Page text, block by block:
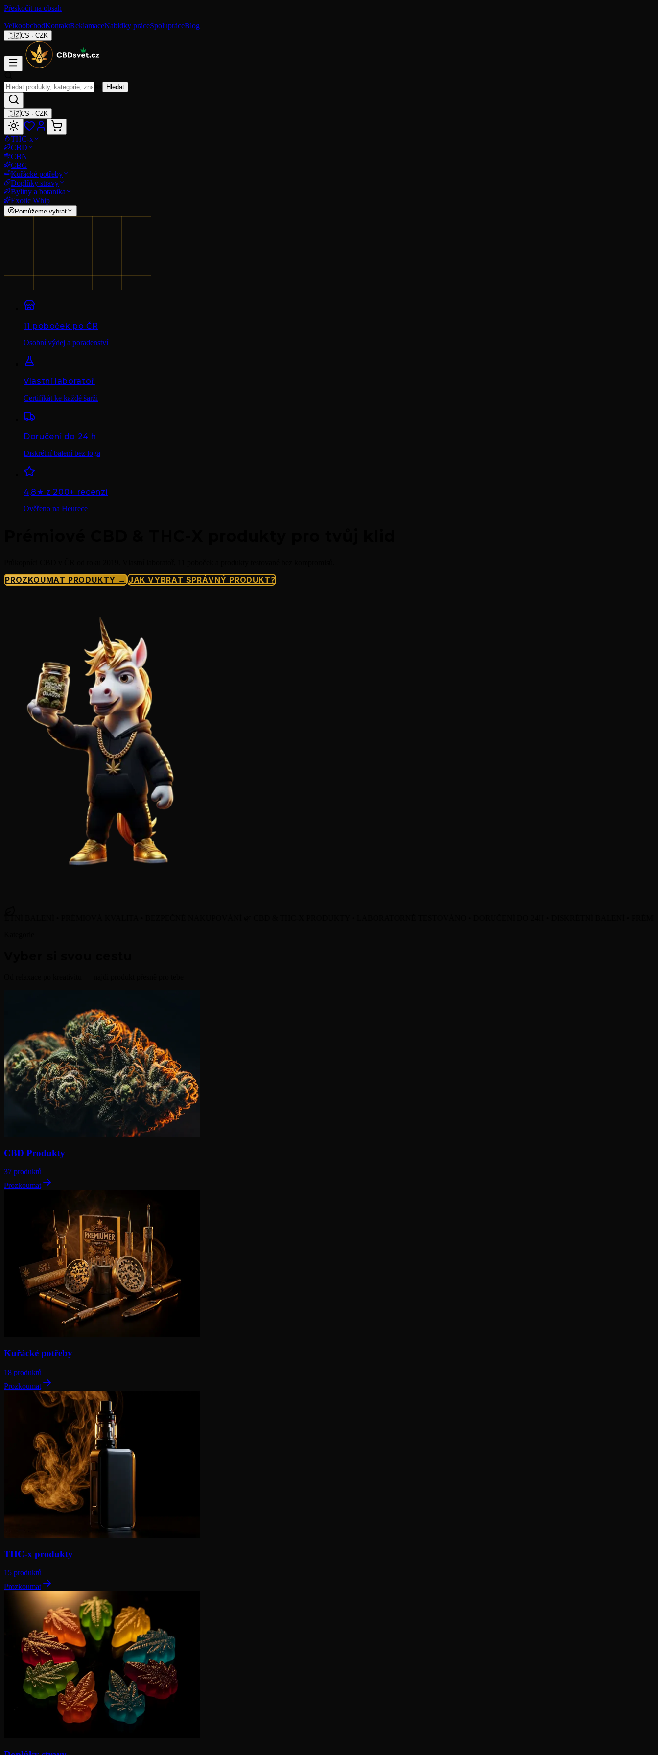
Přeskočit na obsah
VelkoobchodKontaktReklamaceNabídky práceSpolupráceBlog
🇨🇿CS · CZK
Hledat
🇨🇿CS · CZK
THC-x
CBD
CBN
CBG
Kuřácké potřeby
Doplňky stravy
Byliny a botanika
Exotic Whip
Pomůžeme vybrat
11 poboček po ČR
Osobní výdej a poradenství
Vlastní laboratoř
Certifikát ke každé šarži
Doručení do 24 h
Diskrétní balení bez loga
4,8★ z 200+ recenzí
Ověřeno na Heurece
PROZKOUMAT PRODUKTY → JAK VYBRAT SPRÁVNÝ PRODUKT?
CBD Produkty
37 produktů
Prozkoumat
Kuřácké potřeby
18 produktů
Prozkoumat
THC-x produkty
15 produktů
Prozkoumat